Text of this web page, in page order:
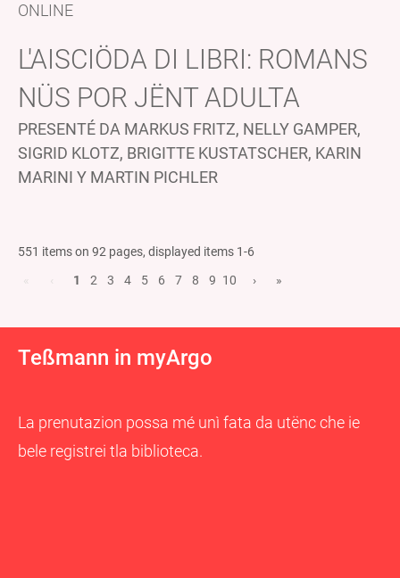
ONLINE
L'AISCIÖDA DI LIBRI: ROMANS
NÜS POR JËNT ADULTA
PRESENTÉ DA MARKUS FRITZ, NELLY GAMPER,
SIGRID KLOTZ, BRIGITTE KUSTATSCHER, KARIN
MARINI Y MARTIN PICHLER
551 items on 92 pages, displayed items 1-6
«
‹ 1 2 3 4 5 6 7 8 9 10 › »
Teßmann in myArgo
La prenutazion possa mé unì fata da utënc che ie
bele registrei tla biblioteca.